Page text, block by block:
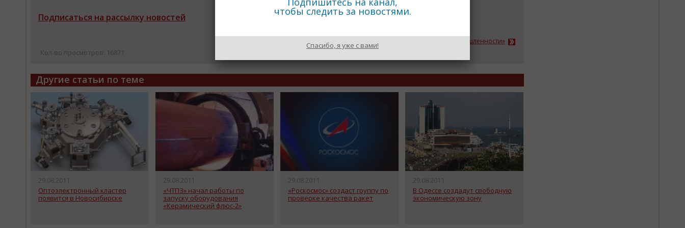
Подписаться на рассылку новостей
Назад к рубрике «Новости промышленности»
Кол-во просмотров: 16871
Другие статьи по теме
29.08.2011
Оптоэлектронный кластер
появится в Новосибирске
29.08.2011
«ЧТПЗ» начал работы по
запуску оборудования
«Керамический флюс-2»
29.08.2011
«Роскосмос» создаст группу по
проверке качества ракет
29.08.2011
В Одессе создадут свободную
экономическую зону
чтобы следить за новостями.
Спасибо, я уже с вами!